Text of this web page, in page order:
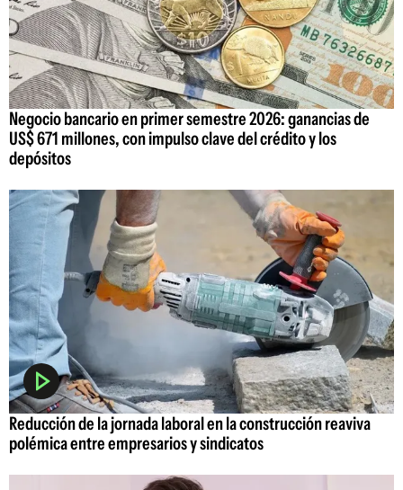
Negocio bancario en primer semestre 2026: ganancias de
US$ 671 millones, con impulso clave del crédito y los
depósitos
Reducción de la jornada laboral en la construcción reaviva
polémica entre empresarios y sindicatos